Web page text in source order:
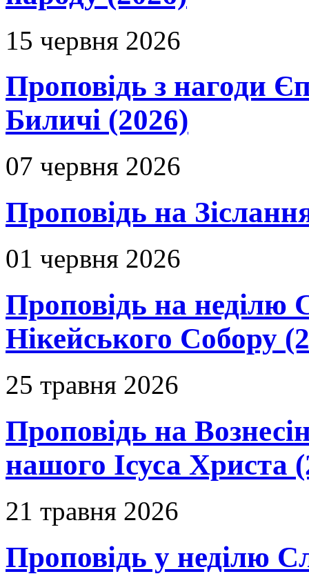
15 червня 2026
Проповідь з нагоди
Биличі (2026)
07 червня 2026
Проповідь на
01 червня 2026
Проповідь на неділю
Нікейського Собору
25 травня 2026
Проповідь на
нашого Ісуса Христа
21 травня 2026
Проповідь у неділю